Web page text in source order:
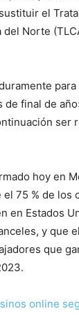
el
Norte
final de
ser
hoy en
75 % de los
en Estados
y que
que
online